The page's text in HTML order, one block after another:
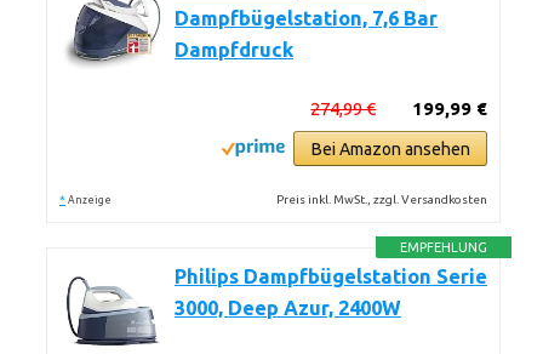
Dampfbügelstation, 7,6 Bar
Dampfdruck
199,99 €
274,99 €
Bei Amazon ansehen
* Anzeige Preis inkl. MwSt., zzgl. Versandkosten
EMPFEHLUNG
Philips Dampfbügelstation Serie
3000, Deep Azur, 2400W